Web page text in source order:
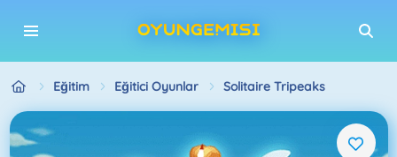
Eğitim Eğitici Oyunlar Solitaire Tripeaks